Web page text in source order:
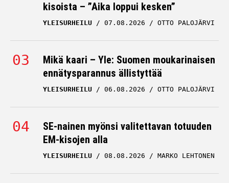
kisoista – ”Aika loppui kesken”
YLEISURHEILU 07.08.2026 OTTO PALOJÄRVI
Mikä kaari – Yle: Suomen moukarinaisen
ennätysparannus ällistyttää
YLEISURHEILU 06.08.2026 OTTO PALOJÄRVI
SE-nainen myönsi valitettavan totuuden
EM-kisojen alla
YLEISURHEILU 08.08.2026 MARKO LEHTONEN